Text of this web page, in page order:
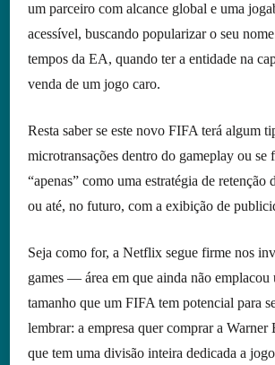
um parceiro com alcance global e uma
acessível, buscando popularizar o seu
tempos da EA, quando ter a entidade na
venda de um jogo caro.
Resta saber se este novo FIFA terá algum
microtransações dentro do gameplay ou se
“apenas” como uma estratégia de
ou até, no futuro, com a exibição de
Seja como for, a Netflix segue firme nos
games — área em que ainda não
tamanho que um FIFA tem potencial para
lembrar: a empresa quer comprar a Warner
que tem uma divisão inteira dedicada a